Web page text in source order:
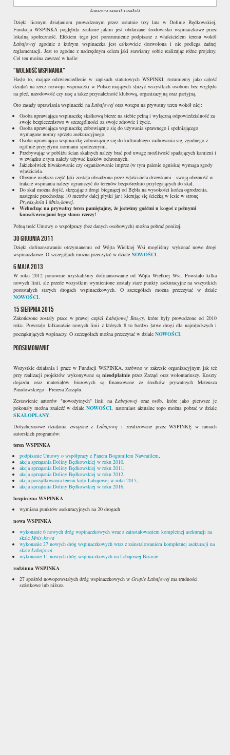
Łabajowa kiedyś i dzisiaj
Dzięki licznym działaniom prowadzonym przez ostatnie trzy lata w Dolinie Będkowskiej,
Fundacja WSPINKA pogłębiła zaufanie jakim jest obdarzane środowisko wspinaczkowe przez
lokalną społeczność. Efektem tego jest porozumienie podpisane z właścicielem terenu wokół
Łabajowej zgodnie z którym wspinaczka jest całkowicie dozwolona i nie podlega żadnej
reglamentacji. Jest to zgodne z nadrzędnym celem jaki stawiamy sobie realizując różne projekty.
Cel ten można zawrzeć w haśle:
"Wolność wspinania"
Hasło to, mające odzwierciedlenie w zapisach statutowych WSPINKI, rozumiemy jako całość
działań na rzecz rozwoju wspinaczki w Polsce mających służyć wszystkich osobom bez względu
na płeć, narodowość czy rasę a także przynależność klubową, organizacyjną oraz partyjną.
Oto zasady uprawiania wspinaczki naŁabajowej oraz wstępu na prywatny teren wokół niej:
Osoba uprawiająca wspinaczkę skałkową bierze na siebie pełną i wyłączną odpowiedzialność za
swoje bezpieczeństwo w szczególności za swoje zdrowie i życie.
Osoba uprawiająca wspinaczkę zobowiązuje się do używania sprawnego i spełniającego
wymagane normy sprzętu asekuracyjnego.
Osoba uprawiająca wspinaczkę zobowiązuje się do kulturalnego zachowania się, zgodnego z
ogólnie przyjętymi normami społecznymi.
Przebywając w pobliżu ścian skalnych należy brać pod uwagę możliwość spadających kamieni i
w związku z tym należy używać kasków ochronnych.
Jakiekolwiek biwakowanie czy organizowanie imprez (w tym palenie ogniska) wymaga zgody
właściciela.
Obecnie większa część łąki została obsadzona przez właściciela drzewkami - swoją obecność w
trakcie wspinania należy ograniczyć do terenów bezpośrednio przylegających do skał.
Do skał można dojść, skręcając z drogi biegnącej od Bębła na wysokości końca ogrodzenia,
następnie przechodząc 10 metrów dalej płytki jar i kierując się ścieżką w lesie w stronę
Przedszkola i Mniszkowej.
Wchodząc na prywatny teren pamiętajmy, że jesteśmy gośćmi u kogoś z pełnymi
konsekwencjami tego stanu rzeczy!
Pełną treść Umowy o współpracy (bez danych osobowych) można pobrać poniżej.
30 grudnia 2011
Dzięki dofinansowaniu otrzymanemu od Wójta Wielkiej Wsi mogliśmy wykonać nowe drogi
wspinaczkowe. O szczegółach można przeczytać w dziale NOWOŚCI.
6 maja 2013
W roku 2012 ponownie uzyskaliśmy dofinansowanie od Wójta Wielkiej Wsi. Powstało kilka
nowych linii, ale przede wszystkim wymienione zostały stare punkty asekuracyjne na wszystkich
pozostałych starych drogach wspinaczkowych. O szczegółach można przeczytać w dziale
NOWOŚCI.
15 sierpnia 2015
Zakończone zostały prace w prawej części Łabajowej Baszty, które były prowadzone od 2010
roku. Powstało kilkanaście nowych linii z których 8 to bardzo łatwe drogi dla najmłodszych i
początkujących wspinaczy. O szczegółach można przeczytać w dziale NOWOŚCI.
Podsumowanie
Wszystkie działania i prace w Fundacji WSPINKA, zarówno w zakresie organizacyjnym jak też
przy realizacji projektów wykonywane są nieodpłatnie przez Zarząd oraz wolontariuszy. Koszty
dojazdu oraz materiałów biurowych są finansowane ze środków prywatnych Mateusza
Paradowskiego - Prezesa Zarządu.
Zestawienie autorów "nowożytnych" linii naŁabajowej oraz osób, które jako pierwsze je
pokonały można znaleźć w dzialeNOWOŚCI, natomiast aktualne topo można pobrać w dziale
SKAŁOPLANY.
Dotychczasowe działania związane zŁabajową i zrealizowane przez WSPINKĘ w ramach
autorskich programów:
teren WSPINKA
podpisanie Umowy o współpracy z Panem Bogumiłem Nawratilem,
akcja sprzątania Doliny Będkowskiej w roku 2010,
akcja sprzątania Doliny Będkowskiej w roku 2011,
akcja sprzątania Doliny Będkowskiej w roku 2012,
akcja porządkowania terenu koło Łabajowej w roku 2015,
akcja sprzątania Doliny Będkowskiej w roku 2016.
bezpieczna WSPINKA
wymiana punktów asekuracyjnych na 20 drogach
nowa WSPINKA
wykonanie 6 nowych dróg wspinaczkowych wraz z zainstalowaniem kompletnej asekuracji na
skale Mniszkowa
wykonanie 27 nowych dróg wspinaczkowych wraz z zainstalowaniem kompletnej asekuracji na
skale Łabajowa
wykonanie 11 nowych dróg wspinaczkowych na Łabajowej Baszcie
rodzinna WSPINKA
27 spośród nowopowstałych dróg wspinaczkowych w Grupie Łabajowej ma trudności
szóstkowe lub niższe.